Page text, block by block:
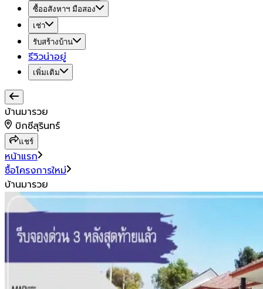
ซื้ออสังหาฯ มือสอง
เช่า
รับสร้างบ้าน
รีวิวน่าอยู่
เพิ่มเติม
บ้านมารวย
บิกซีสุรินทร์
แชร์
หน้าแรก
ซื้อโครงการใหม่
บ้านมารวย